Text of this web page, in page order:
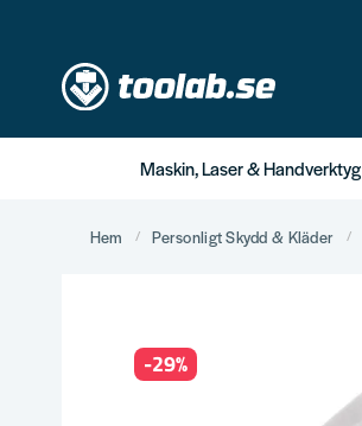
Maskin, Laser & Handverktyg
Hem Personligt Skydd & Kläder
-29%